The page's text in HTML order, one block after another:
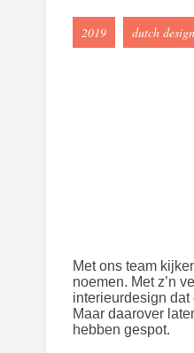
2019 dutch design
Met ons team
noemen. Met z’n
interieurdesign
Maar daarover
hebben gespot.